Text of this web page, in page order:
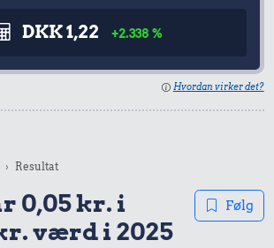
DKK 1,22 +2.338 %
Hvordan virker det?
Resultat
0,05 kr. i
kr. værd i 2025
Følg